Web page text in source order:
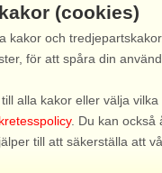
(cookies)
kakor och
för att spåra din
alla kakor eller välja
. Du kan också
till att säkerställa att